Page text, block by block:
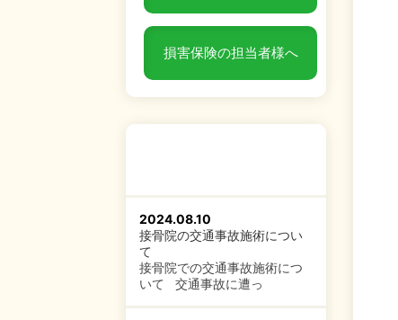
損害保険の担当者様へ
2024.08.10
接骨院の交通事故施術につい
て
接骨院での交通事故施術につ
いて 交通事故に遭っ